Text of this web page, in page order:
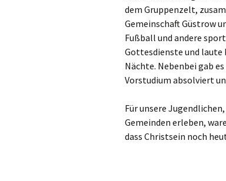
dem Gruppenzelt,
Gemeinschaft Güstrow
Fußball und andere
Gottesdienste und laute
Nächte. Nebenbei gab
Vorstudium absolviert
Für unsere
Gemeinden erleben,
dass Christsein noch